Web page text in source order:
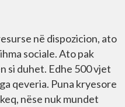
në dispozicion, ato
sociale. Ato pak
si duhet. Edhe 500 vjet
qeveria. Puna kryesore
nëse nuk mundet